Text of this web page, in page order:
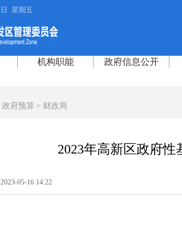
政府预算 > 财政局
2023年高新区政府
2023-05-16 14:22